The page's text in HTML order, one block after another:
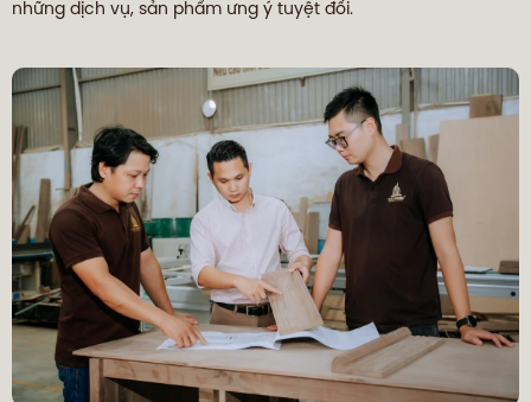
những dịch vụ, sản phẩm ưng ý tuyệt đối.